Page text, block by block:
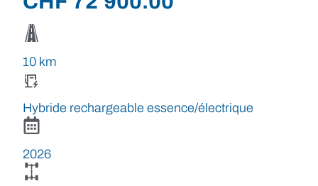
10 km
Hybride rechargeable essence/électrique
2026